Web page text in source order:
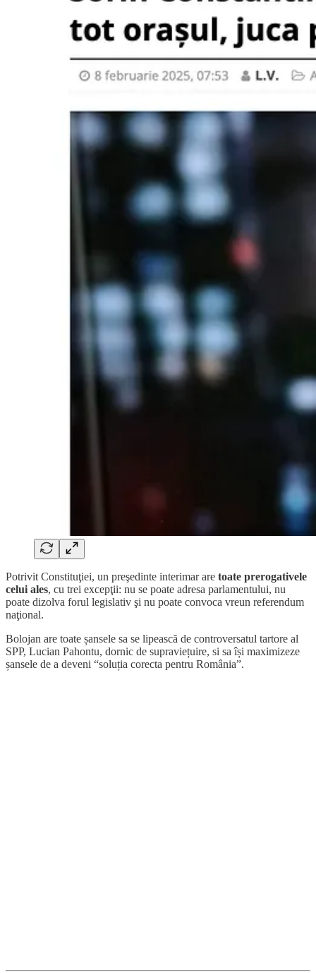
Potrivit Constituţiei, un preşedinte interimar are toate prerogativele
celui ales, cu trei excepţii: nu se poate adresa parlamentului, nu
poate dizolva forul legislativ şi nu poate convoca vreun referendum
naţional.
Bolojan are toate șansele sa se lipească de controversatul tartore al
SPP, Lucian Pahontu, dornic de supraviețuire, si sa își maximizeze
șansele de a deveni “soluția corecta pentru România”.